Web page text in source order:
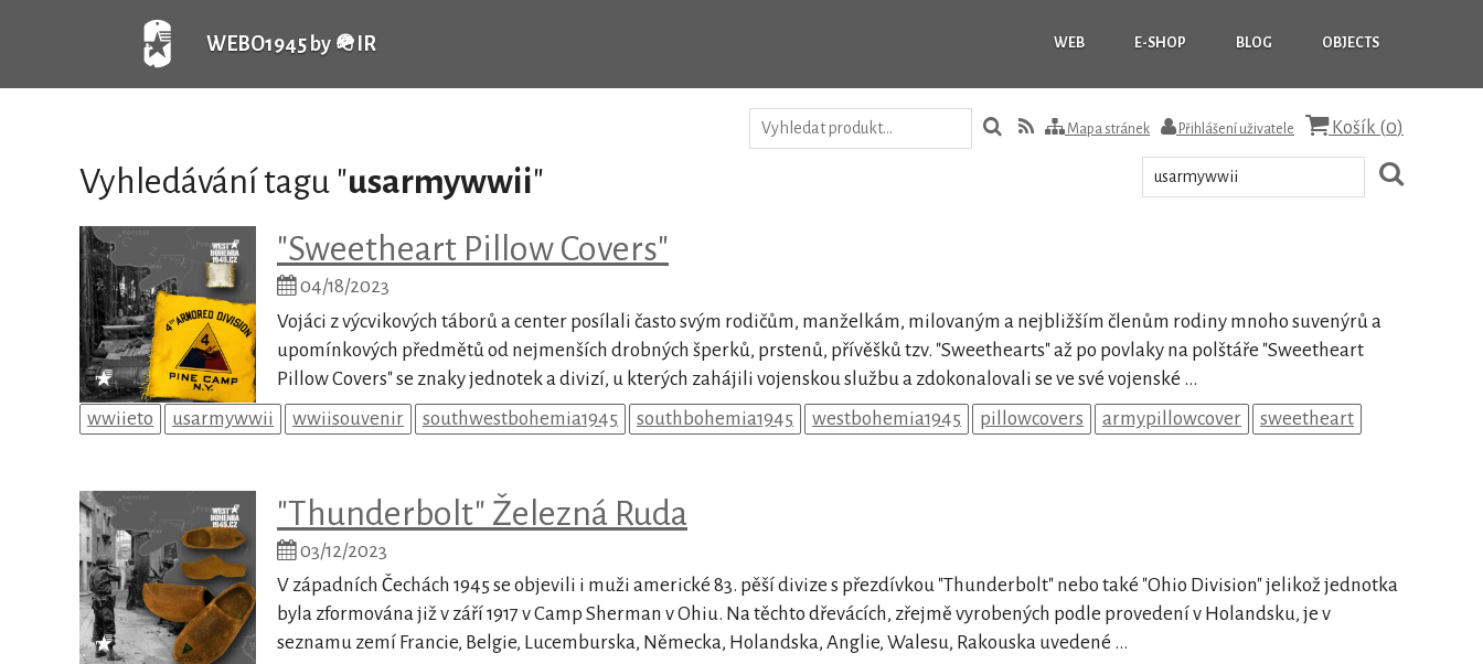
WEBO1945 by 🪖IR WEB E-SHOP BLOG OBJECTS
Mapa stránek Přihlášení uživatele Košík (0)
Vyhledávání tagu "usarmywwii"
"Sweetheart Pillow Covers"
04/18/2023
Vojáci z výcvikových táborů a center posílali často svým rodičům, manželkám, milovaným a nejbližším členům rodiny mnoho suvenýrů a
upomínkových předmětů od nejmenších drobných šperků, prstenů, přívěšků tzv. "Sweethearts" až po povlaky na polštáře "Sweetheart
Pillow Covers" se znaky jednotek a divizí, u kterých zahájili vojenskou službu a zdokonalovali se ve své vojenské ...
wwiieto
usarmywwii wwiisouvenir southwestbohemia1945 southbohemia1945 westbohemia1945 pillowcovers armypillowcover sweetheart
"Thunderbolt" Železná Ruda
03/12/2023
V západních Čechách 1945 se objevili i muži americké 83. pěší divize s přezdívkou "Thunderbolt" nebo také "Ohio Division" jelikož jednotka
byla zformována již v září 1917 v Camp Sherman v Ohiu. Na těchto dřevácích, zřejmě vyrobených podle provedení v Holandsku, je v
seznamu zemí Francie, Belgie, Lucemburska, Německa, Holandska, Anglie, Walesu, Rakouska uvedené ...